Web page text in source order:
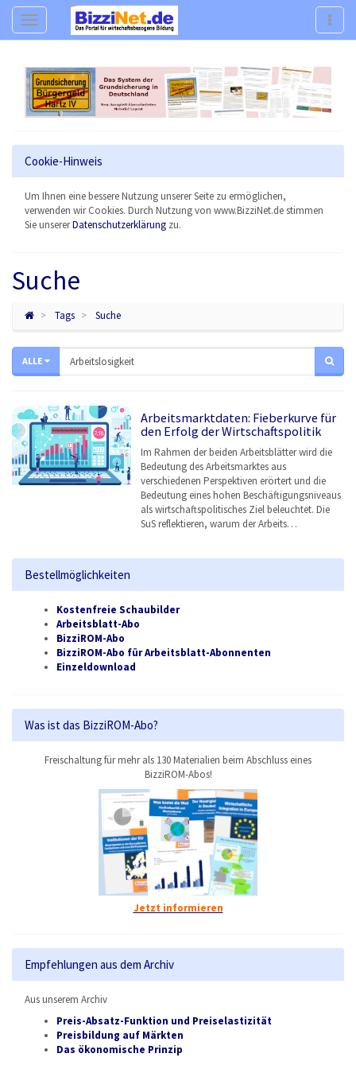
Navigation
Cookie-Hinweis
Um Ihnen eine bessere Nutzung unserer Seite zu ermöglichen,
verwenden wir Cookies. Durch Nutzung von www.BizziNet.de stimmen
Sie unsererDatenschutzerklärung zu.
Suche
Tags Suche
ALLE
Arbeitsmarktdaten: Fieberkurve für
den Erfolg der Wirtschaftspolitik
Im Rahmen der beiden Arbeitsblätter wird die
Bedeutung des Arbeitsmarktes aus
verschiedenen Perspektiven erörtert und die
Bedeutung eines hohen Beschäftigungsniveaus
als wirtschaftspolitisches Ziel beleuchtet. Die
SuS reflektieren, warum der Arbeits…
Bestellmöglichkeiten
Kostenfreie Schaubilder
Arbeitsblatt-Abo
BizziROM-Abo
BizziROM-Abo für Arbeitsblatt-Abonnenten
Einzeldownload
Was ist das BizziROM-Abo?
Freischaltung für mehr als 130 Materialien beim Abschluss eines
BizziROM-Abos!
Jetzt informieren
Empfehlungen aus dem Archiv
Aus unserem Archiv
Preis-Absatz-Funktion und Preiselastizität
Preisbildung auf Märkten
Das ökonomische Prinzip